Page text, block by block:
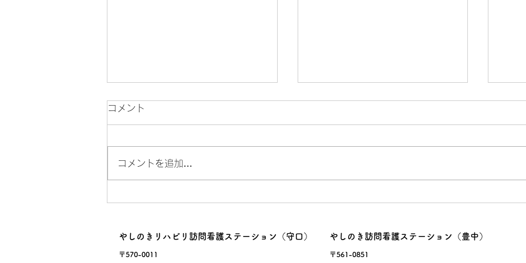
サルスベリ！
コメント
コメントを追加…
やしのきリハビリ訪問看護ステーション（守口）
〒570-0011
やしのき訪問看護ステーション（豊中）
〒561-0851